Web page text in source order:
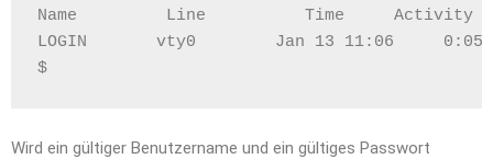
Name         Line          Time     Activity
LOGIN       vty0        Jan 13
$
Wird ein gültiger Benutzername und ein gültiges Passwort